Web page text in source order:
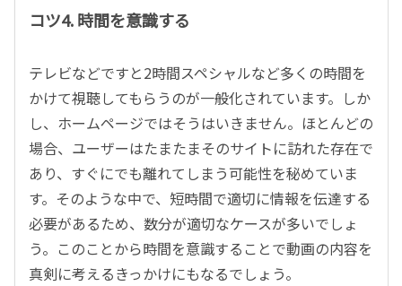
コツ4. 時間を意識する
テレビなどですと2時間スペシャルなど多くの時間を
かけて視聴してもらうのが一般化されています。しか
し、ホームページではそうはいきません。ほとんどの
場合、ユーザーはたまたまそのサイトに訪れた存在で
あり、すぐにでも離れてしまう可能性を秘めていま
す。そのような中で、短時間で適切に情報を伝達する
必要があるため、数分が適切なケースが多いでしょ
う。このことから時間を意識することで動画の内容を
真剣に考えるきっかけにもなるでしょう。